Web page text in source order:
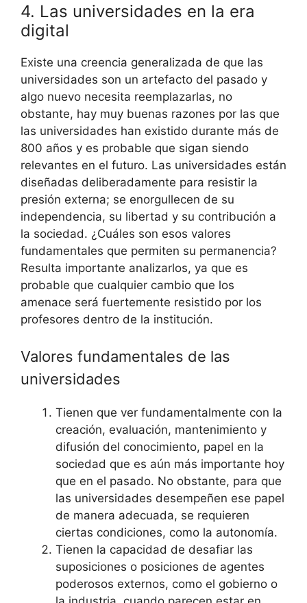
4. Las universidades en la era
digital
Existe una creencia generalizada de que las
universidades son un artefacto del pasado y
algo nuevo necesita reemplazarlas, no
obstante, hay muy buenas razones por las que
las universidades han existido durante más de
800 años y es probable que sigan siendo
relevantes en el futuro. Las universidades están
diseñadas deliberadamente para resistir la
presión externa; se enorgullecen de su
independencia, su libertad y su contribución a
la sociedad. ¿Cuáles son esos valores
fundamentales que permiten su permanencia?
Resulta importante analizarlos, ya que es
probable que cualquier cambio que los
amenace será fuertemente resistido por los
profesores dentro de la institución.
Valores fundamentales de las
universidades
Tienen que ver fundamentalmente con la
creación, evaluación, mantenimiento y
difusión del conocimiento, papel en la
sociedad que es aún más importante hoy
que en el pasado. No obstante, para que
las universidades desempeñen ese papel
de manera adecuada, se requieren
ciertas condiciones, como la autonomía.
Tienen la capacidad de desafiar las
suposiciones o posiciones de agentes
poderosos externos, como el gobierno o